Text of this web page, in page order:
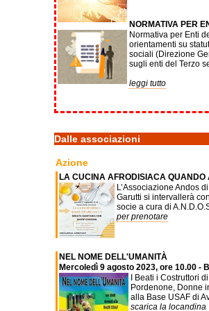
NORMATIVA PER
Normativa per Enti
orientamenti su
sociali (Direzione
sugli enti del Terzo
leggi tutto
Dalle associazioni
Azione
LA CUCINA AFRODISIACA QUANDO
L’Associazione Andos
Garutti si intervallerà
socie a cura di
per prenotare
NEL NOME DELL'UMANITÀ
Mercoledì 9 agosto 2023, ore 10.00 -
I Beati i Costruttori
Pordenone, Donne
alla Base USAF di
scarica la locandina